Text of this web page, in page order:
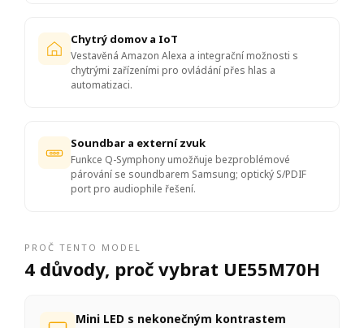
Chytrý domov a IoT
Vestavěná Amazon Alexa a integrační možnosti s
chytrými zařízeními pro ovládání přes hlas a
automatizaci.
Soundbar a externí zvuk
Funkce Q-Symphony umožňuje bezproblémové
párování se soundbarem Samsung; optický S/PDIF
port pro audiophile řešení.
PROČ TENTO MODEL
4 důvody, proč vybrat UE55M70H
Mini LED s nekonečným kontrastem